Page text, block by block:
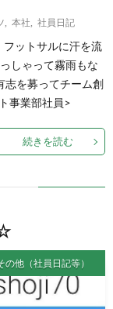
本社 社員日記
ットサルに汗を流
しゃって霧雨もな
志を募ってチーム創
事業部社員>
続きを読む
の他（社員日記等）